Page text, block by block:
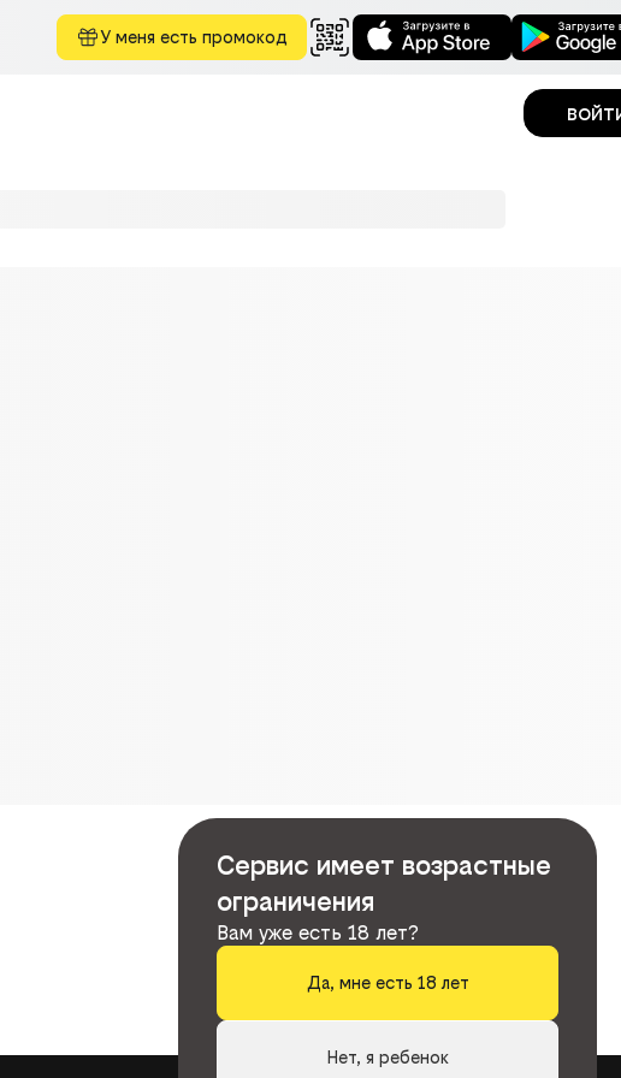
У меня есть промокод
Сервис имеет возрастные
ограничения
Вам уже есть 18 лет?
Да, мне есть 18 лет
Нет, я ребенок